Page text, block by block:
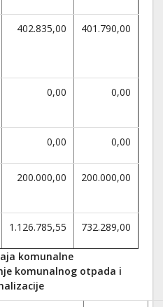
402.835,00 401.790,00
0,00 0,00
0,00 0,00
200.000,00 200.000,00
1.126.785,55 732.289,00
komunalne
komunalnog otpada i